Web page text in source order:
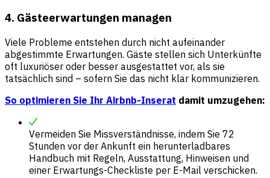
4. Gästeerwartungen managen
Viele Probleme entstehen durch nicht aufeinander
abgestimmte Erwartungen. Gäste stellen sich Unterkünfte
oft luxuriöser oder besser ausgestattet vor, als sie
tatsächlich sind – sofern Sie das nicht klar kommunizieren.
So optimieren Sie Ihr Airbnb-Inserat damit umzugehen:
Vermeiden Sie Missverständnisse, indem Sie 72
Stunden vor der Ankunft ein herunterladbares
Handbuch mit Regeln, Ausstattung, Hinweisen und
einer Erwartungs-Checkliste per E-Mail verschicken.